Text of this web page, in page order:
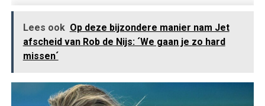
Lees ook Op deze bijzondere manier nam Jet
afscheid van Rob de Nijs: ´We gaan je zo hard
missen´